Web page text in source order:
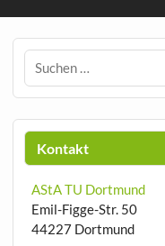
Kontakt
AStA TU Dortmund
Emil-Figge-Str. 50
44227 Dortmund